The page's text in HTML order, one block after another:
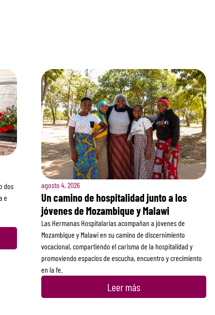
dos
e
agosto 4, 2026
Un camino de hospitalidad junto a los
jóvenes de Mozambique y Malawi
Las Hermanas Hospitalarias acompañan a jóvenes de
Mozambique y Malawi en su camino de discernimiento
vocacional, compartiendo el carisma de la hospitalidad y
promoviendo espacios de escucha, encuentro y crecimiento
en la fe.
Leer más